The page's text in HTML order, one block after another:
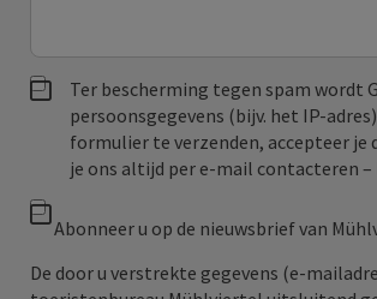
Ter bescherming tegen spam wordt
persoonsgegevens (bijv. het IP-
formulier te verzenden, accepteer je
je ons altijd per e‑mail contacteren –
Abonneer u op de nieuwsbrief van
De door u verstrekte gegevens (e-